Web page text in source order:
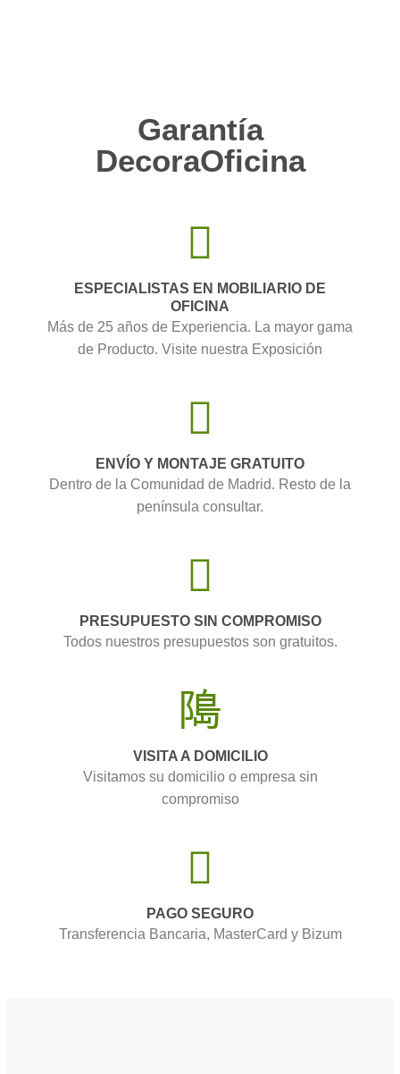
Garantía
DecoraOficina
ESPECIALISTAS EN MOBILIARIO DE
OFICINA
Más de 25 años de Experiencia. La mayor gama
de Producto. Visite nuestra Exposición
ENVÍO Y MONTAJE GRATUITO
Dentro de la Comunidad de Madrid. Resto de la
península consultar.
PRESUPUESTO SIN COMPROMISO
Todos nuestros presupuestos son gratuitos.
VISITA A DOMICILIO
Visitamos su domicilio o empresa sin
compromiso
PAGO SEGURO
Transferencia Bancaria, MasterCard y Bizum